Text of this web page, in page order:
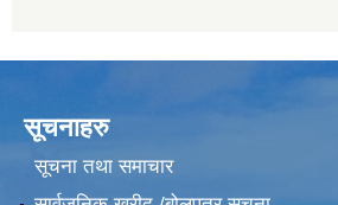
सूचनाहरु
सूचना तथा समाचार